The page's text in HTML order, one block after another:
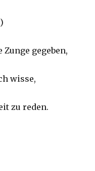
Zunge gegeben,
wisse,
zu reden.